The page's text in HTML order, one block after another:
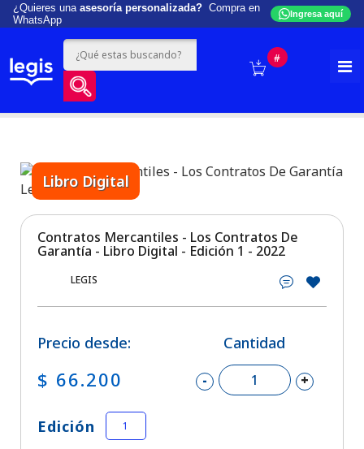
¿Quieres una asesoría personalizada? Compra en
WhatsApp
Ingresa aquí
#
Libro Digital
Contratos Mercantiles - Los Contratos De
Garantía - Libro Digital - Edición 1 - 2022
LEGIS
Precio desde:
$ 66.200
Cantidad
- +
Edición 1